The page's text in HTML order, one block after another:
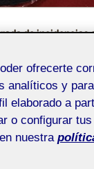
de incidencias
ofrecerte
analíticos y
elaborado a
o configurar
nuestra